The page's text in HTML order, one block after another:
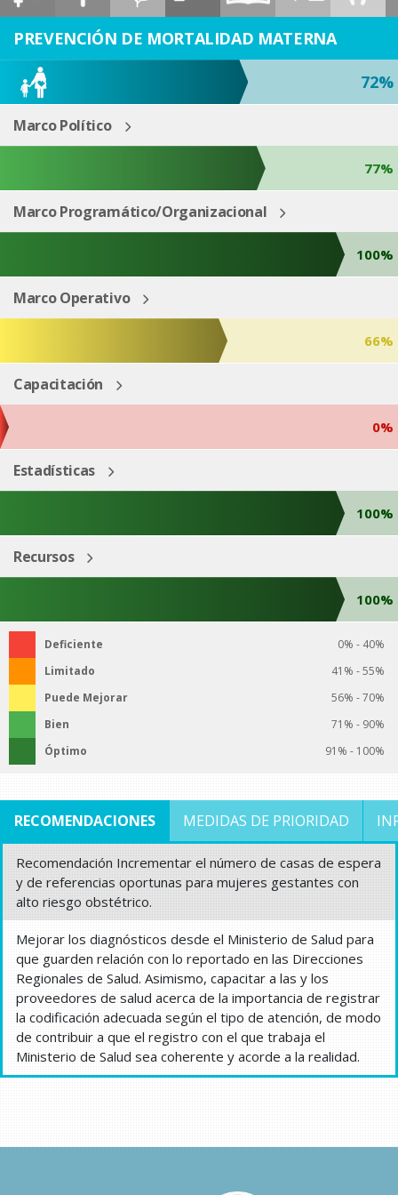
ESP ENG
PREVENCIÓN DE MORTALIDAD MATERNA
72%
Marco Político
77%
Marco Programático/Organizacional
100%
Marco Operativo
66%
Capacitación
0%
Estadísticas
100%
Recursos
100%
Deficiente
0% - 40%
Limitado
41% - 55%
Puede Mejorar
56% - 70%
Bien
71% - 90%
Óptimo
91% - 100%
RECOMENDACIONES MEDIDAS DE PRIORIDAD
Recomendación Incrementar el número de casas de espera
y de referencias oportunas para mujeres gestantes con
alto riesgo obstétrico.
Mejorar los diagnósticos desde el Ministerio de Salud para
que guarden relación con lo reportado en las Direcciones
Regionales de Salud. Asimismo, capacitar a las y los
proveedores de salud acerca de la importancia de registrar
la codificación adecuada según el tipo de atención, de modo
de contribuir a que el registro con el que trabaja el
Ministerio de Salud sea coherente y acorde a la realidad.